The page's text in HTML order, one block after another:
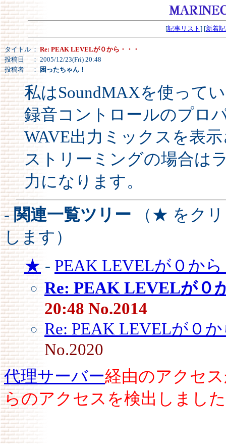
[記事リスト ] [新着
タイトル ： Re: PEAK LEVELが０から・・・
投稿日
： 2005/12/23(Fri) 20:48
投稿者
： 困ったちゃん！
私はSoundMAXを使って
録音コントロールのプロ
WAVE出力ミックスを表
ストリーミングの場合は
力になります。
- 関連一覧ツリー （★ をク
します）
★ - PEAK LEVELが０か
Re: PEAK LEVELが０
20:48 No.2014
Re: PEAK LEVELが０
No.2020
代理サーバー経由のアクセ
らのアクセスを検出しまし